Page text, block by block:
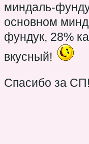
миндаль-
основном
фундук, 28%
вкусный!
Спасибо за